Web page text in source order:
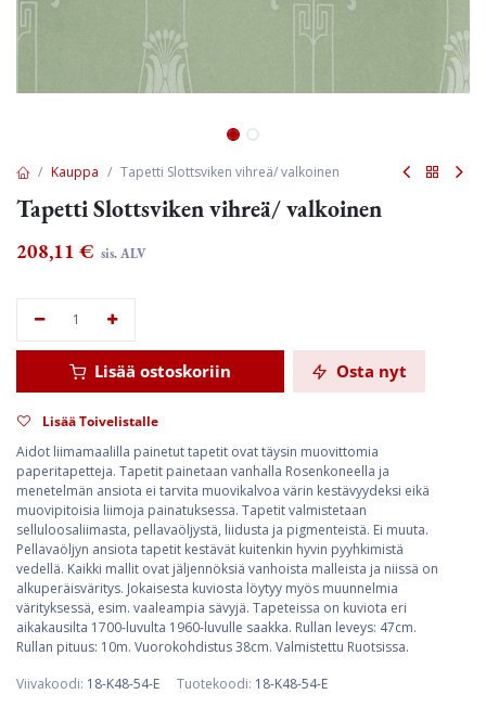
Kauppa Tapetti Slottsviken vihreä/ valkoinen
Tapetti Slottsviken vihreä/ valkoinen
208,11 € sis. ALV
Lisää ostoskoriin Osta nyt
Lisää Toivelistalle
Aidot liimamaalilla painetut tapetit ovat täysin muovittomia
paperitapetteja. Tapetit painetaan vanhalla Rosenkoneella ja
menetelmän ansiota ei tarvita muovikalvoa värin kestävyydeksi eikä
muovipitoisia liimoja painatuksessa. Tapetit valmistetaan
selluloosaliimasta, pellavaöljystä, liidusta ja pigmenteistä. Ei muuta.
Pellavaöljyn ansiota tapetit kestävät kuitenkin hyvin pyyhkimistä
vedellä. Kaikki mallit ovat jäljennöksiä vanhoista malleista ja niissä on
alkuperäisväritys. Jokaisesta kuviosta löytyy myös muunnelmia
värityksessä, esim. vaaleampia sävyjä. Tapeteissa on kuviota eri
aikakausilta 1700-luvulta 1960-luvulle saakka. Rullan leveys: 47cm.
Rullan pituus: 10m. Vuorokohdistus 38cm. Valmistettu Ruotsissa.
Viivakoodi: 18-K48-54-E Tuotekoodi: 18-K48-54-E